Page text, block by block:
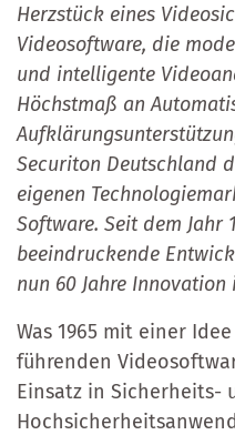
Herzstück eines
Videosoftware, die
und intelligente
Höchstmaß an
Securiton Deutschland
eigenen
Software. Seit dem Jahr
beeindruckende
nun 60 Jahre
Was 1965 mit einer
führenden
Einsatz in Sicherheits-